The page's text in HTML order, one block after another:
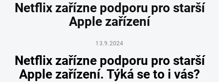
Netflix zařízne podporu pro starší
Apple zařízení
13.9.2024
Netflix zařízne podporu pro starší
Apple zařízení. Týká se to i vás?